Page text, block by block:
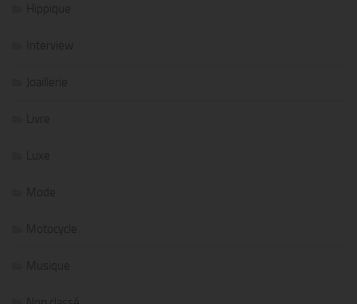
Hippique
Interview
Joaillerie
Livre
Luxe
Mode
Motocycle
Musique